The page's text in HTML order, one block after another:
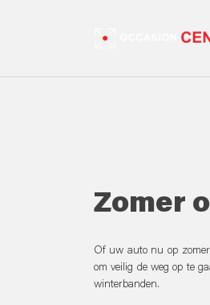
Zomer
Of uw auto nu op
om veilig de weg op te
winterbanden.